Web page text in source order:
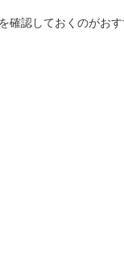
認しておくのがおす